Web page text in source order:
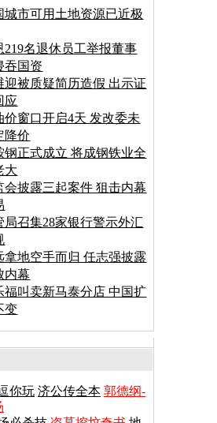
城市可用土地资源已近极
219名退休员工举报董事
吞国资
迎被质疑简历造假 出示证
应
价窗口开启4天 发改委未
降价
钢正式成立 将成钢铁业全
大
会披露三起案件 狙击内幕
局召集28家银行警示外汇
拿地空手而归 任志强披露
内幕
福叫卖新马泰分店 中国扩
变
你玩 济公传全本 郭德纲-